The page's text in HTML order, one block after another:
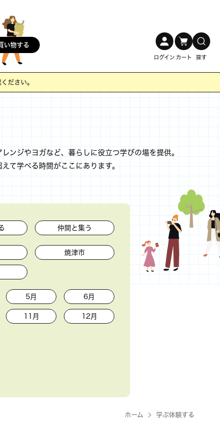
い物する
ログイン カート 探す
。
ンジやヨガなど、暮らしに役立つ学びの場を提供。
て学べる時間がここにあります。
仲間と集う
焼津市
5月 6月
11月 12月
ホーム 学ぶ体験する